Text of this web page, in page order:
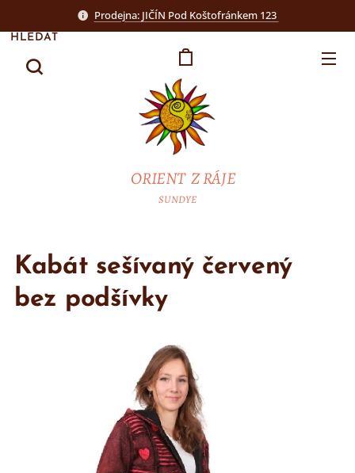
Prodejna: JIČÍN Pod Koštofránkem 123
ORIENT Z RÁJE
SUNDYE
HLEDAT
Kabát sešívaný červený
bez podšívky